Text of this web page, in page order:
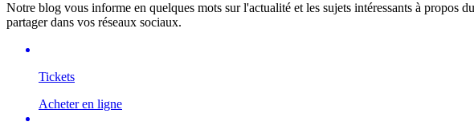
Notre blog vous informe en quelques mots sur l'actualité et les sujets intéressants à propos
partager dans vos réseaux sociaux.
Tickets
Acheter en ligne